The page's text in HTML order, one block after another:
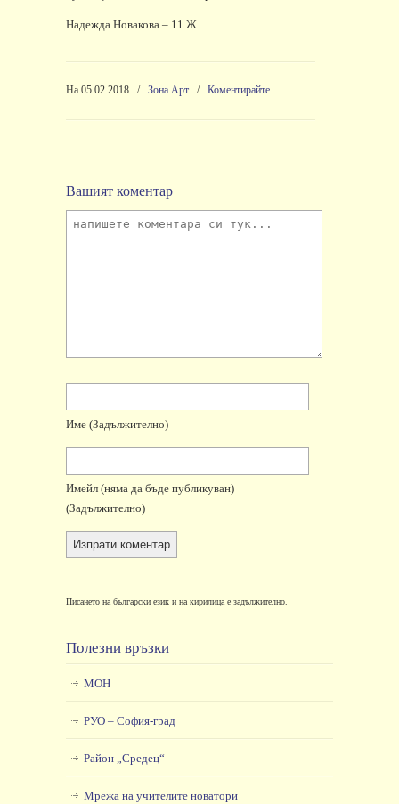
Надежда Новакова – 11 Ж
На 05.02.2018 / Зона Арт / Коментирайте
Вашият коментар
Име (задължително)
Имейл (няма да бъде публикуван)
(задължително)
Писането на български език и на кирилица е задължително.
Полезни връзки
МОН
РУО – София-град
Район „Средец“
Мрежа на учителите новатори